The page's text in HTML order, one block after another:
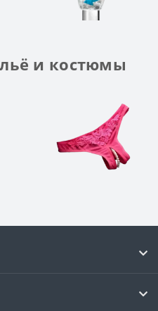
и костюмы